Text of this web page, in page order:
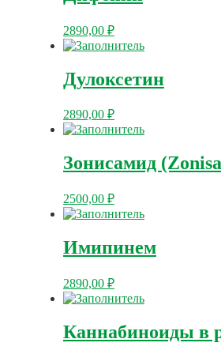
2890,00 ₽
Дулоксетин
2890,00 ₽
Зонисамид
2500,00 ₽
Имипинем
2890,00 ₽
Каннабиноиды в